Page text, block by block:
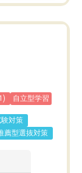
自立型学習
対策
薦型選抜対策